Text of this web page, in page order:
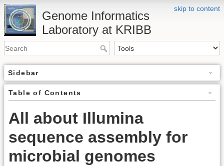
skip to content
Genome Informatics
Laboratory at KRIBB
Sidebar
Table of Contents
All about Illumina
sequence assembly for
microbial genomes